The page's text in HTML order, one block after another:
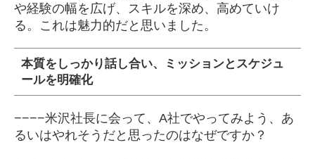
や経験の幅を広げ、スキルを深め、高めていけ
る。これは魅力的だと思いました。
本質をしっかり話し合い、ミッションとスケジュ
ールを明確化
−−−−米沢社長に会って、A社でやってみよう、あ
るいはやれそうだと思ったのはなぜですか？